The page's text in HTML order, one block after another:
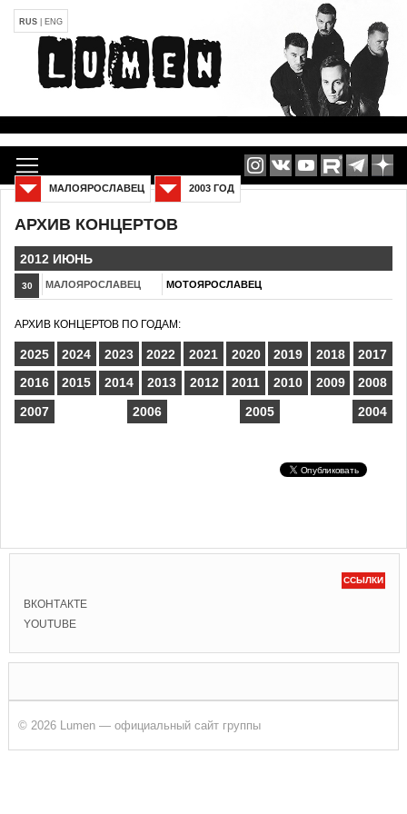
RUS ENG
АРХИВ КОНЦЕРТОВ
2003 ГОД
МАЛОЯРОСЛАВЕЦ
2012 ИЮНЬ
30 МАЛОЯРОСЛАВЕЦ МОТОЯРОСЛАВЕЦ
АРХИВ КОНЦЕРТОВ ПО ГОДАМ:
2025 2024 2023 2022 2021 2020 2019 2018
2017
2016
2015 2014 2013 2012 2011 2010 2009
2008
2007
2006 2005 2004
ССЫЛКИ
ВКОНТАКТЕ
YOUTUBE
© 2026 Lumen — официальный сайт группы